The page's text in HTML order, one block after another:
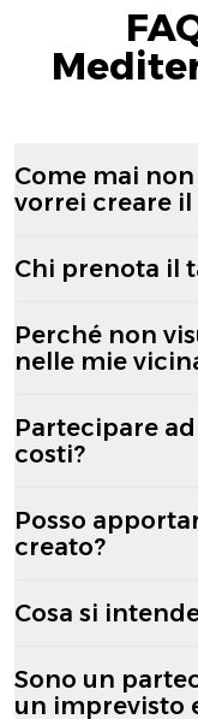
Come mai
vorrei creare
Chi prenota il
Perché non
nelle mie
Partecipare
costi?
Posso
creato?
Cosa si
Sono un
un imprevisto